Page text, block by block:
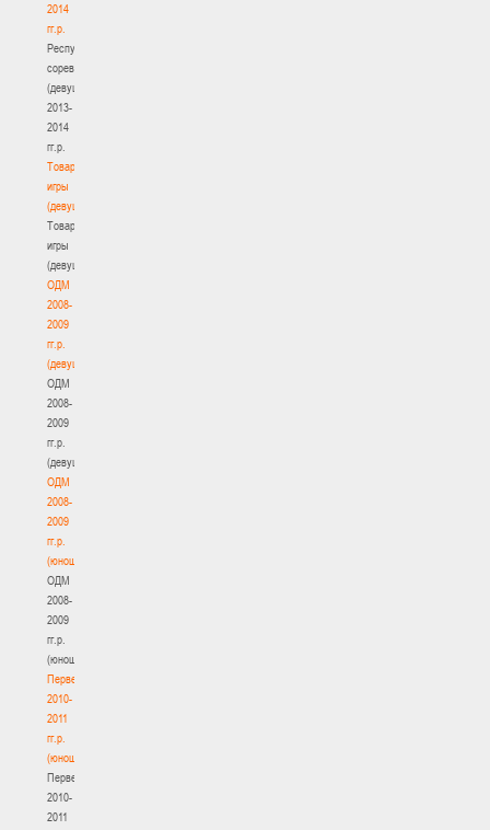
2014
гг.р.
Республиканские
соревнования
(девушки)
2013-
2014
гг.р.
Товарищеские
игры
(девушки)
Товарищеские
игры
(девушки)
ОДМ
2008-
2009
гг.р.
(девушки)
ОДМ
2008-
2009
гг.р.
(девушки)
ОДМ
2008-
2009
гг.р.
(юноши)
ОДМ
2008-
2009
гг.р.
(юноши)
Первенство
2010-
2011
гг.р.
(юноши)
Первенство
2010-
2011